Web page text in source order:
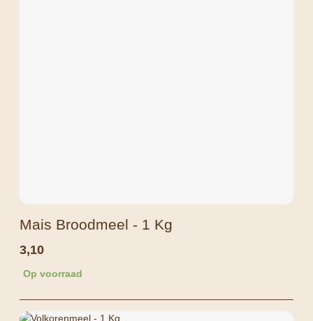
Mais Broodmeel - 1 Kg
3,10
Op voorraad